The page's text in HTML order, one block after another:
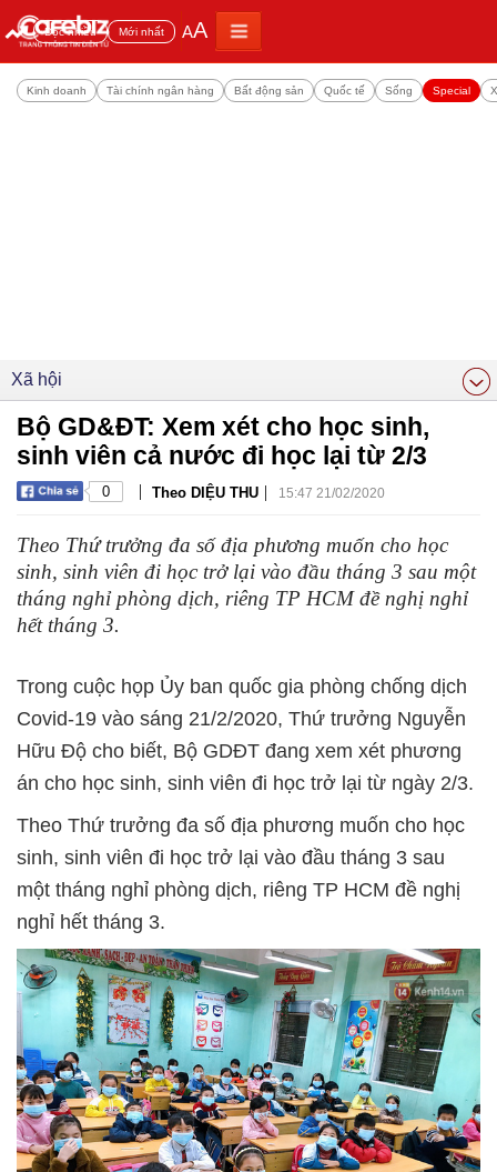
Đọc nhiều Mới nhất AA
Kinh doanh Tài chính ngân hàng Bất động sản Quốc tế Sống Special
Xã hội
Bộ GD&ĐT: Xem xét cho học sinh,
sinh viên cả nước đi học lại từ 2/3
0 | Theo DIỆU THU | 15:47 21/02/2020
Theo Thứ trưởng đa số địa phương muốn cho học
sinh, sinh viên đi học trở lại vào đầu tháng 3 sau một
tháng nghỉ phòng dịch, riêng TP HCM đề nghị nghỉ
hết tháng 3.
Trong cuộc họp Ủy ban quốc gia phòng chống dịch
Covid-19 vào sáng 21/2/2020, Thứ trưởng Nguyễn
Hữu Độ cho biết, Bộ GDĐT đang xem xét phương
án cho học sinh, sinh viên đi học trở lại từ ngày 2/3.
Theo Thứ trưởng đa số địa phương muốn cho học
sinh, sinh viên đi học trở lại vào đầu tháng 3 sau
một tháng nghỉ phòng dịch, riêng TP HCM đề nghị
nghỉ hết tháng 3.